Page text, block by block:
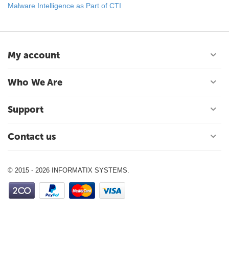
Malware Intelligence as Part of CTI
My account
Who We Are
Support
Contact us
© 2015 - 2026 INFORMATIX SYSTEMS.